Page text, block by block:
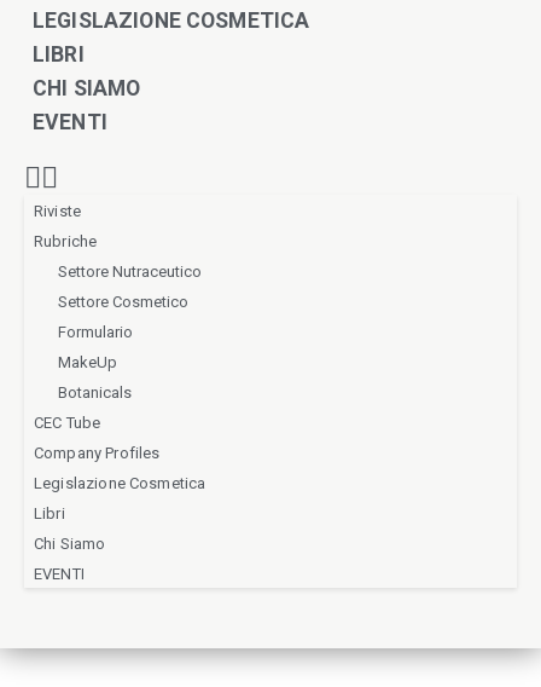
LEGISLAZIONE COSMETICA
LIBRI
CHI SIAMO
EVENTI
Riviste
Rubriche
Settore Nutraceutico
Settore Cosmetico
Formulario
MakeUp
Botanicals
CEC Tube
Company Profiles
Legislazione Cosmetica
Libri
Chi Siamo
EVENTI